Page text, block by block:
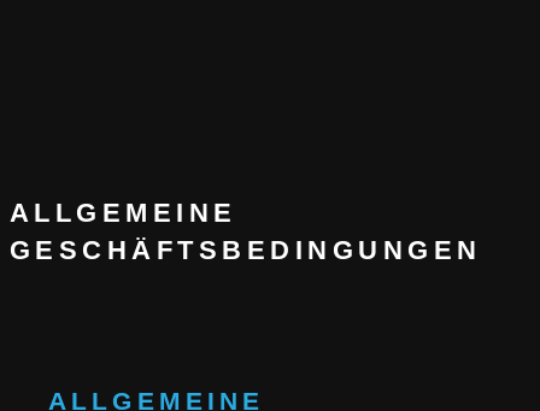
ALLGEMEINE
GESCHÄFTSBEDINGUNGEN
ALLGEMEINE